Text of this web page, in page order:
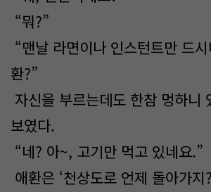
“뭐?”
“맨날 라면이나 인스턴트만 드
환?”
자신을 부르는데도 한참 멍하니
보였다.
“네? 아~, 고기만 먹고 있네요.”
애환은 ‘천상도로 언제 돌아가지